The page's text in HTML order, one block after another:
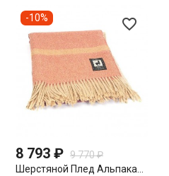
favorite_border
8 793 ₽ 9 770 ₽
Шерстяной Плед Альпака...
-10%